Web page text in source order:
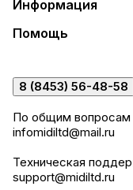
Информация
Помощь
8 (8453) 56-48-58
По общим вопросам
infomidiltd@mail.ru
Техническая
support@midiltd.ru